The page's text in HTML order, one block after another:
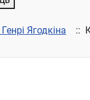
Ягодкіна ::